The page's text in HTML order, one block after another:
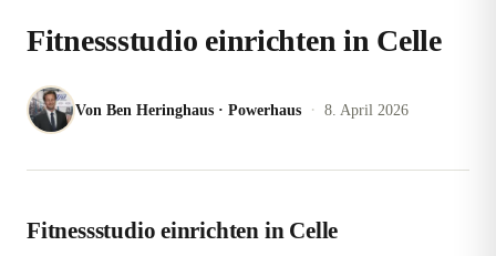
Fitnessstudio einrichten in Celle
Von Ben Heringhaus · Powerhaus · 8. April 2026
Fitnessstudio einrichten in Celle